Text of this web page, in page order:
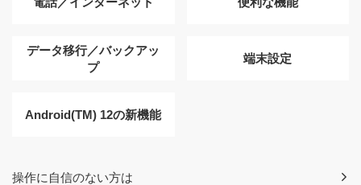
データ移行／バックアッ
プ
端末設定
Android(TM) 12の新機能
操作に自信のない方は